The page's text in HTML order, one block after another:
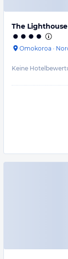
The
Omokoroa ·
Keine